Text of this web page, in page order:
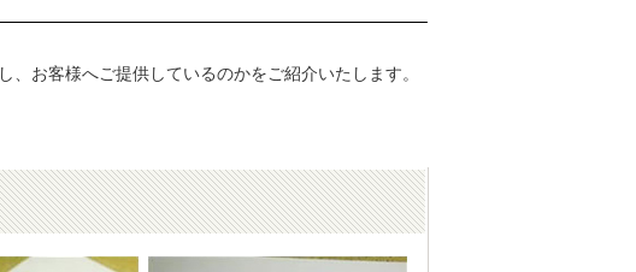
し、お客様へご提供しているのかをご紹介いたします。